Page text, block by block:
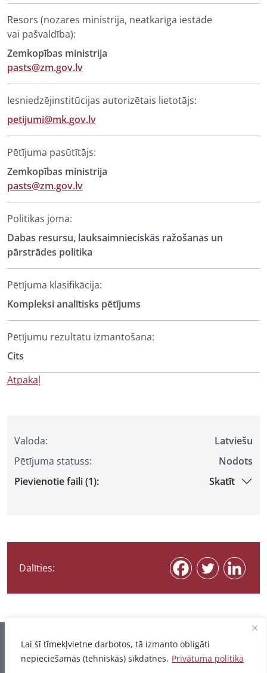
Lai šī tīmekļvietne darbotos, tā izmanto obligāti
nepieciešamās (tehniskās) sīkdatnes. Privātuma politika
Valoda:
Latviešu
Pētījuma statuss:
Nodots
Pievienotie faili (1):
Skatīt
Dalīties:
Resors (nozares ministrija, neatkarīga iestāde
vai pašvaldība):
Zemkopības ministrija
pasts@zm.gov.lv
Iesniedzējinstitūcijas autorizētais lietotājs:
petijumi@mk.gov.lv
Pētījuma pasūtītājs:
Zemkopības ministrija
pasts@zm.gov.lv
Politikas joma:
Dabas resursu, lauksaimnieciskās ražošanas un
pārstrādes politika
Pētījuma klasifikācija:
Kompleksi analītisks pētījums
Pētījumu rezultātu izmantošana:
Cits
Atpakaļ
Informācija pēdējo reizi atjaunota 07.08.2026